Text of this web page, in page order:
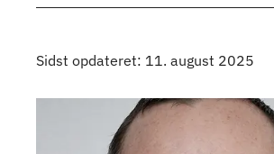
Sidst opdateret: 11. august 2025
Kontaktpersoner